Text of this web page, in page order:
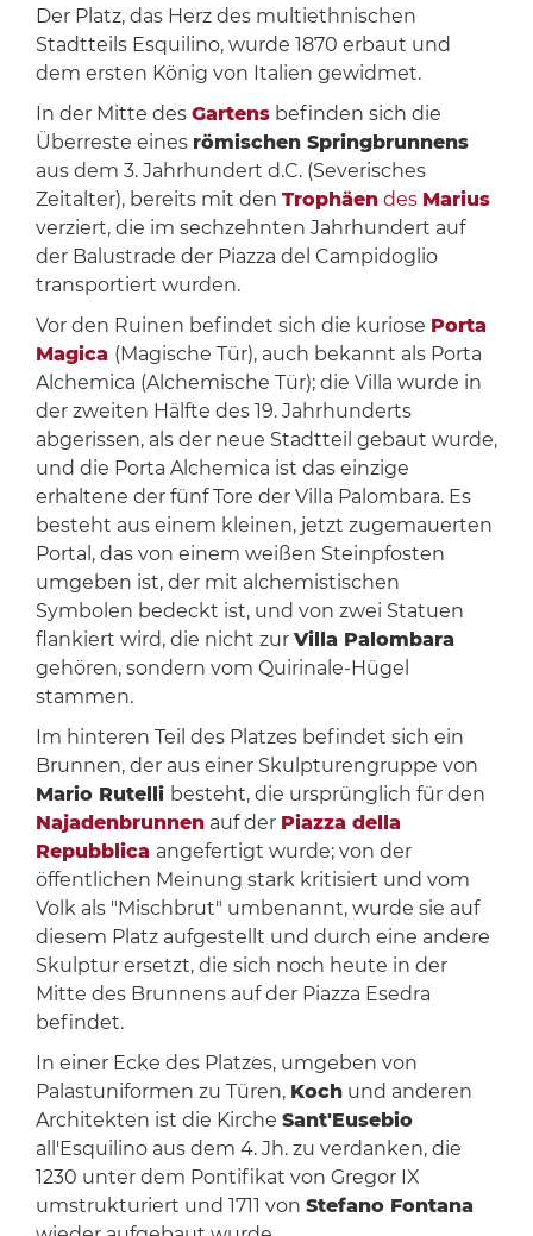
Der Platz, das Herz des multiethnischen
Stadtteils Esquilino, wurde 1870 erbaut und
dem ersten König von Italien gewidmet.
In der Mitte des Gartensbefinden sich die
Überreste eines römischen Springbrunnens
aus dem 3. Jahrhundert d.C. (Severisches
Zeitalter), bereits mit den Trophäendes Marius
verziert, die im sechzehnten Jahrhundert auf
der Balustrade der Piazza del Campidoglio
transportiert wurden.
Vor den Ruinen befindet sich die kuriose Porta
Magica (Magische Tür), auch bekannt als Porta
Alchemica (Alchemische Tür); die Villa wurde in
der zweiten Hälfte des 19. Jahrhunderts
abgerissen, als der neue Stadtteil gebaut wurde,
und die Porta Alchemica ist das einzige
erhaltene der fünf Tore der Villa Palombara. Es
besteht aus einem kleinen, jetzt zugemauerten
Portal, das von einem weißen Steinpfosten
umgeben ist, der mit alchemistischen
Symbolen bedeckt ist, und von zwei Statuen
flankiert wird, die nicht zur Villa Palombara
gehören, sondern vom Quirinale-Hügel
stammen.
Im hinteren Teil des Platzes befindet sich ein
Brunnen, der aus einer Skulpturengruppe von
Mario Rutelli besteht, die ursprünglich für den
Najadenbrunnenauf der Piazza della
Repubblica angefertigt wurde; von der
öffentlichen Meinung stark kritisiert und vom
Volk als "Mischbrut" umbenannt, wurde sie auf
diesem Platz aufgestellt und durch eine andere
Skulptur ersetzt, die sich noch heute in der
Mitte des Brunnens auf der Piazza Esedra
befindet.
In einer Ecke des Platzes, umgeben von
Palastuniformen zu Türen, Kochund anderen
Architekten ist die Kirche Sant'Eusebio
all'Esquilino aus dem 4. Jh. zu verdanken, die
1230 unter dem Pontifikat von Gregor IX
umstrukturiert und 1711 von Stefano Fontana